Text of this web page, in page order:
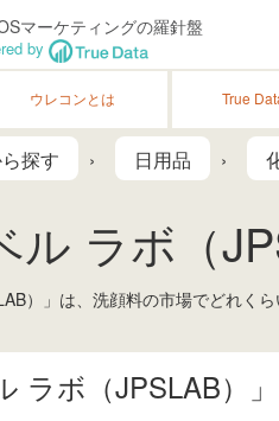
マーケティングの羅針盤
by
ウレコンとは True
探す 日用品
ラボ（
）」は、洗顔料の市場でどれ
ラボ（JPSLAB）